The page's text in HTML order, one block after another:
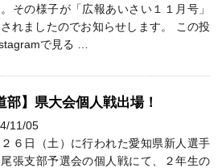
その様子が「広報あいさい１１月号」
れましたのでお知らせします。 この投
で見る …
部】県大会個人戦出場！
11/05
２６日（土）に行われた愛知県新人選手
張支部予選会の個人戦にて、２年生の